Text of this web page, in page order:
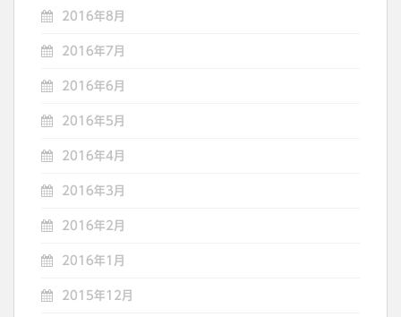
2016年8月
2016年7月
2016年6月
2016年5月
2016年4月
2016年3月
2016年2月
2016年1月
2015年12月